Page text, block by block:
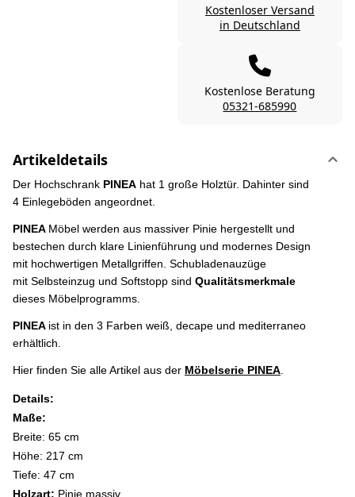
Kostenloser Versand
in Deutschland
Kostenlose Beratung
05321-685990
Artikeldetails
Der Hochschrank PINEA hat 1 große Holztür. Dahinter sind
4 Einlegeböden angeordnet.
PINEA Möbel werden aus massiver Pinie hergestellt und
bestechen durch klare Linienführung und modernes Design
mit hochwertigen Metallgriffen. Schubladenauzüge
mit Selbsteinzug und Softstopp sind Qualitätsmerkmale
dieses Möbelprogramms.
PINEA ist in den 3 Farben weiß, decape und mediterraneo
erhältlich.
Hier finden Sie alle Artikel aus der Möbelserie PINEA
Details:
Maße:
Breite: 65 cm
Höhe: 217 cm
Tiefe: 47 cm
Holzart: Pinie massiv